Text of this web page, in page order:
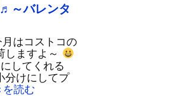
～バレンタ
月はコストコの
しますよ～
してくれる
分けにしてプ
読む